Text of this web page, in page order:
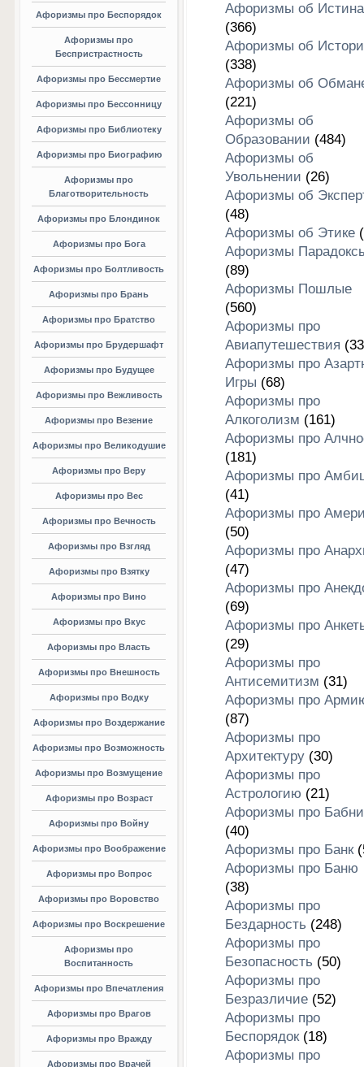
Афоризмы про Беспорядок
Афоризмы про
Беспристрастность
Афоризмы про Бессмертие
Афоризмы про Бессонницу
Афоризмы про Библиотеку
Афоризмы про Биографию
Афоризмы про
Благотворительность
Афоризмы про Блондинок
Афоризмы про Бога
Афоризмы про Болтливость
Афоризмы про Брань
Афоризмы про Братство
Афоризмы про Брудершафт
Афоризмы про Будущее
Афоризмы про Вежливость
Афоризмы про Везение
Афоризмы про Великодушие
Афоризмы про Веру
Афоризмы про Вес
Афоризмы про Вечность
Афоризмы про Взгляд
Афоризмы про Взятку
Афоризмы про Вино
Афоризмы про Вкус
Афоризмы про Власть
Афоризмы про Внешность
Афоризмы про Водку
Афоризмы про Воздержание
Афоризмы про Возможность
Афоризмы про Возмущение
Афоризмы про Возраст
Афоризмы про Войну
Афоризмы про Воображение
Афоризмы про Вопрос
Афоризмы про Воровство
Афоризмы про Воскрешение
Афоризмы про
Воспитанность
Афоризмы про Впечатления
Афоризмы про Врагов
Афоризмы про Вражду
Афоризмы про Врачей
Афоризмы об
(366)
Афоризмы об
(338)
Афоризмы об
(221)
Афоризмы об
Образовании (484)
Афоризмы об
Увольнении (26)
Афоризмы об
(48)
Афоризмы об Этике
Афоризмы
(89)
Афоризмы Пошлые
(560)
Афоризмы про
Авиапутешествия
Афоризмы про
Игры (68)
Афоризмы про
Алкоголизм (161)
Афоризмы про
(181)
Афоризмы про
(41)
Афоризмы про
(50)
Афоризмы про
(47)
Афоризмы про
(69)
Афоризмы про
(29)
Афоризмы про
Антисемитизм (31)
Афоризмы про
(87)
Афоризмы про
Архитектуру(30)
Афоризмы про
Астрологию (21)
Афоризмы про
(40)
Афоризмы про Банк
Афоризмы про Баню
(38)
Афоризмы про
Бездарность (248)
Афоризмы про
Безопасность (50)
Афоризмы про
Безразличие(52)
Афоризмы про
Беспорядок(18)
Афоризмы про